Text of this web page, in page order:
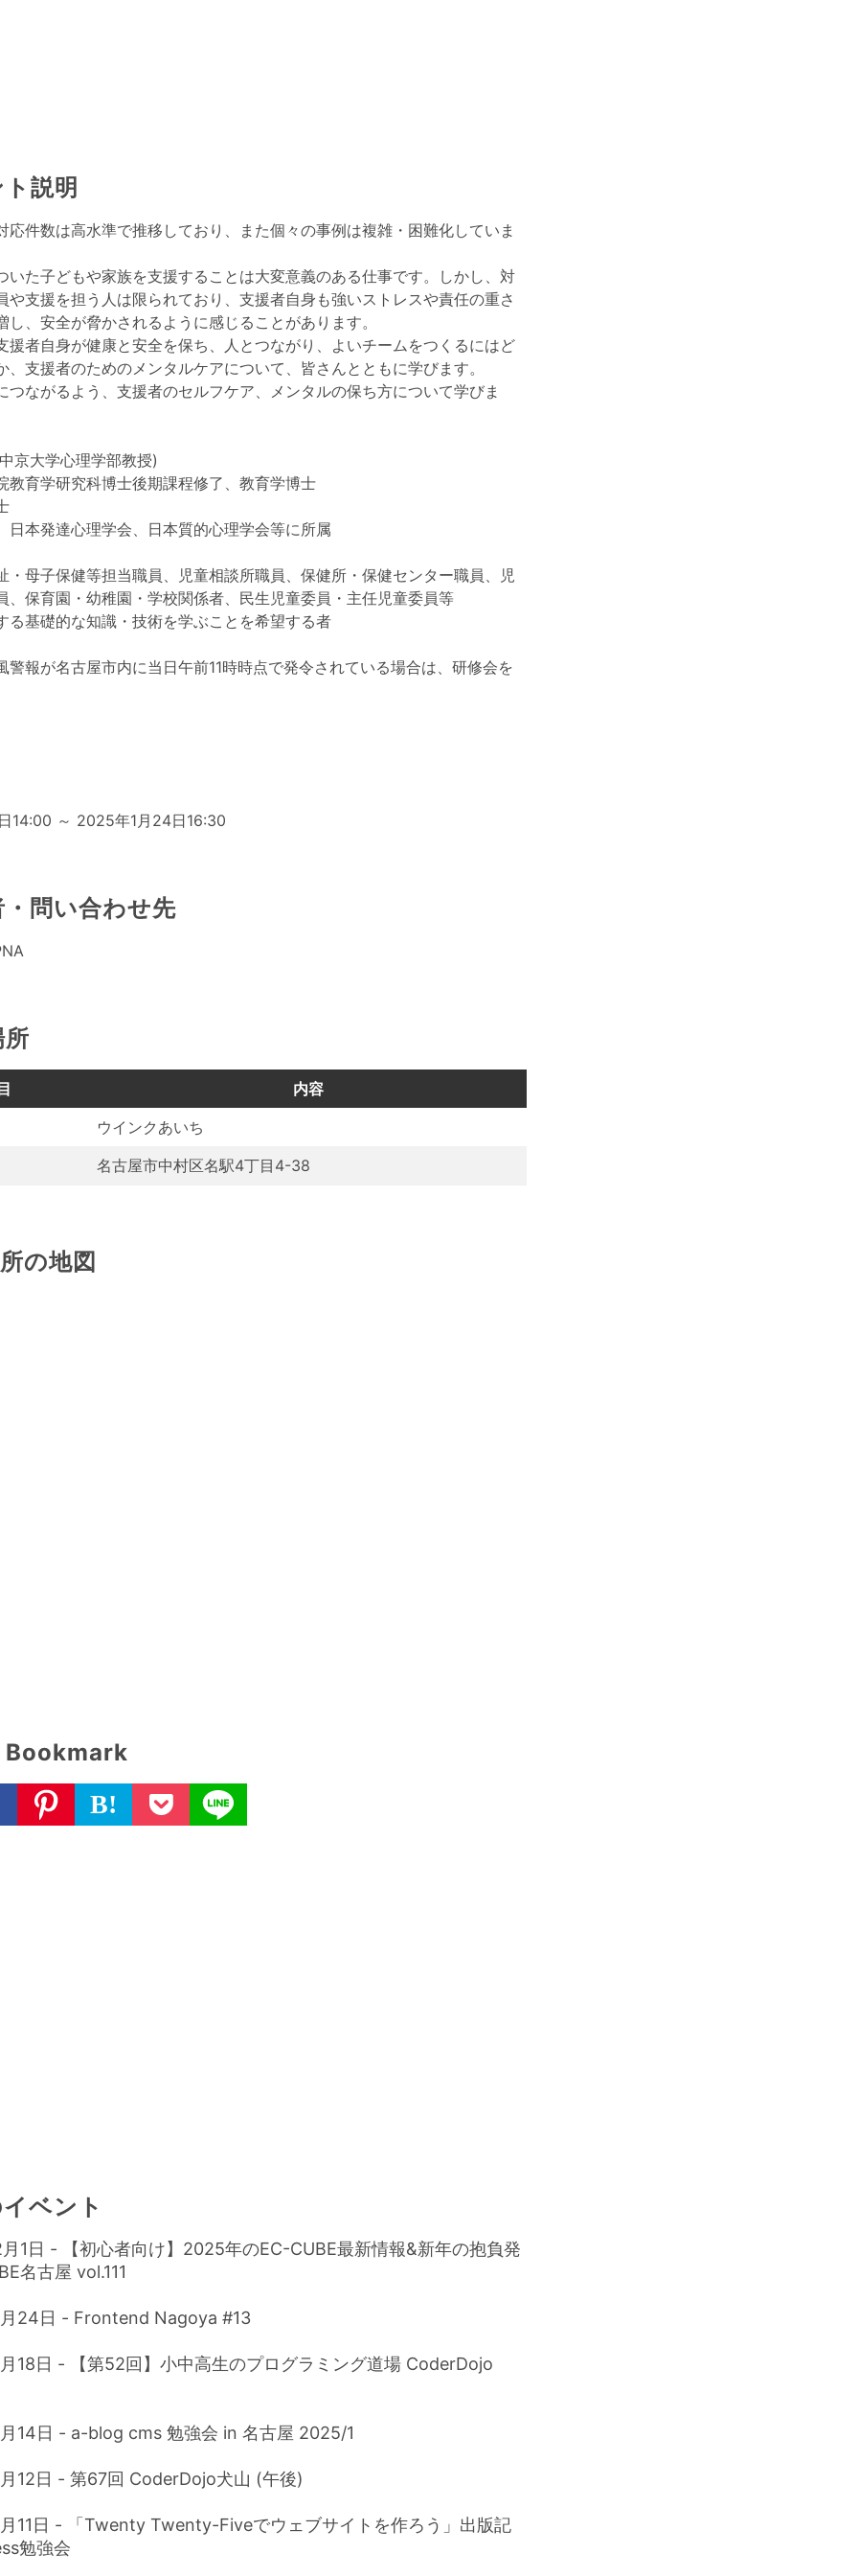
説明
応件数は高水準で推移しており、また個々の事例は複雑・困難化していま
いた子どもや家族を支援することは大変意義のある仕事です。しかし、対
や支援を担う人は限られており、支援者自身も強いストレスや責任の重さ
し、安全が脅かされるように感じることがあります。
援者自身が健康と安全を保ち、人とつながり、よいチームをつくるにはど
、支援者のためのメンタルケアについて、皆さんとともに学びます。
つながるよう、支援者のセルフケア、メンタルの保ち方について学びま
京大学心理学部教授)
教育学研究科博士後期課程修了、教育学博士
日本発達心理学会、日本質的心理学会等に所属
・母子保健等担当職員、児童相談所職員、保健所・保健センター職員、児
、保育園・幼稚園・学校関係者、民生児童委員・主任児童委員等
る基礎的な知識・技術を学ぶことを希望する者
警報が名古屋市内に当日午前11時時点で発令されている場合は、研修会を
14:00 ～ 2025年1月24日16:30
・問い合わせ先
内容
ウインクあいち
名古屋市中村区名駅4丁目4-38
の地図
Bookmark
B!
ベント
1日 - 【初心者向け】2025年のEC-CUBE最新情報&新年の抱負発
名古屋 vol.111
24日 - Frontend Nagoya #13
18日 - 【第52回】小中高生のプログラミング道場 CoderDojo
14日 - a-blog cms 勉強会 in 名古屋 2025/1
12日 - 第67回 CoderDojo犬山 (午後)
11日 - 「Twenty Twenty-Fiveでウェブサイトを作ろう」出版記
勉強会